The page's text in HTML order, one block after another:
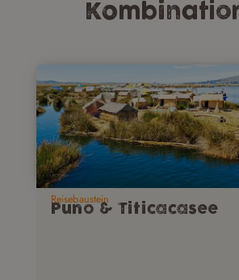
Reisebaustein
Puno & Titicacasee